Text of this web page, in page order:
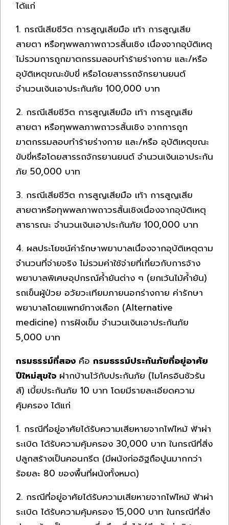
ได้แก่
1. กรณีเสียชีวิต การสูญเสียมือ เท้า การสูญเสีย
สายตา หรือทุพพลภาพถาวรสิ้นเชิง เนื่องจากอุบัติเหตุ
ไม่รวมการถูกฆาตกรรมลอบทำร้ายร่างกาย และ/หรือ
อุบัติเหตุขณะขับขี่ หรือโดยสารรถจักรยานยนต์
จำนวนเงินเอาประกันภัย 100,000 บาท
2. กรณีเสียชีวิต การสูญเสียมือ เท้า การสูญเสีย
สายตา หรือทุพพลภาพถาวรสิ้นเชิง จากการถูก
ฆาตกรรมลอบทำร้ายร่างกาย และ/หรือ อุบัติเหตุขณะ
ขับขี่หรือโดยสารรถจักรยานยนต์ จำนวนเงินเอาประกัน
ภัย 50,000 บาท
3. กรณีเสียชีวิต การสูญเสียมือ เท้า การสูญเสีย
สายตาหรือทุพพลภาพถาวรสิ้นเชิงเนื่องจากอุบัติเหตุ
สาธารณะ จำนวนเงินเอาประกันภัย 100,000 บาท
4. ผลประโยชน์ค่ารักษาพยาบาลเนื่องจากอุบัติเหตุตาม
จำนวนที่จ่ายจริง ไม่รวมค่าใช้จ่ายที่เกี่ยวกับการจ้าง
พยาบาลพิเศษอุปกรณ์ค้ำยันต่าง ๆ (ยกเว้นไม้ค้ำยัน)
รถเข็นผู้ป่วย อวัยวะเทียมภายนอกร่างกาย ค่ารักษา
พยาบาลโดยแพทย์ทางเลือก (Alternative
medicine) การฝังเข็ม จำนวนเงินเอาประกันภัย
5,000 บาท
กรมธรรม์ที่สอง คือ กรมธรรม์ประกันภัยที่อยู่อาศัย
ปีใหม่สุขใจ ฝากบ้านไว้กับประกันภัย (ไมโครอินชัวรัน
ส์) เบี้ยประกันภัย 10 บาท โดยมีรายละเอียดความ
คุ้มครอง ได้แก่
1. กรณีที่อยู่อาศัยได้รับความเสียหายจากไฟไหม้ ฟ้าผ่า
ระเบิด ได้รับความคุ้มครอง 30,000 บาท ในกรณีที่สิ่ง
ปลูกสร้างเป็นคอนกรีต (มีผนังก่ออิฐถือปูนมากกว่า
ร้อยละ 80 ของพื้นที่ผนังทั้งหมด)
2. กรณีที่อยู่อาศัยได้รับความเสียหายจากไฟไหม้ ฟ้าผ่า
ระเบิด ได้รับความคุ้มครอง 15,000 บาท ในกรณีที่สิ่ง